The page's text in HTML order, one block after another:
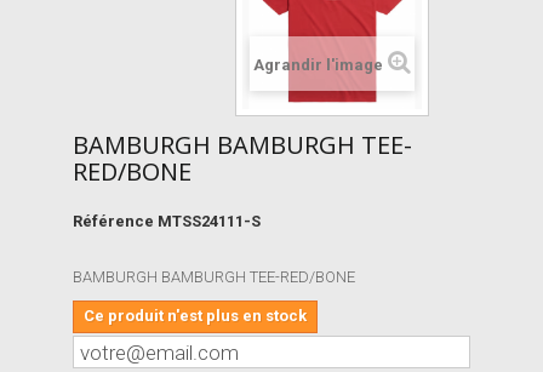
Agrandir l'image
BAMBURGH BAMBURGH TEE-
RED/BONE
Référence MTSS24111-S
BAMBURGH BAMBURGH TEE-RED/BONE
Ce produit n'est plus en stock